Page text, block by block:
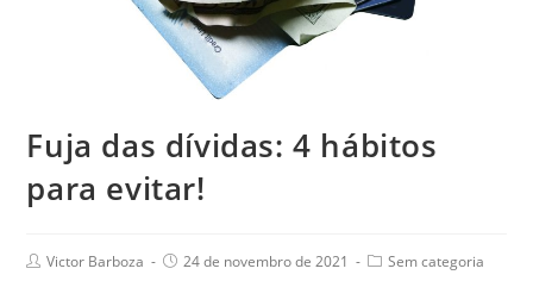
Fuja das dívidas: 4 hábitos
para evitar!
Victor Barboza 24 de novembro de 2021 Sem categoria